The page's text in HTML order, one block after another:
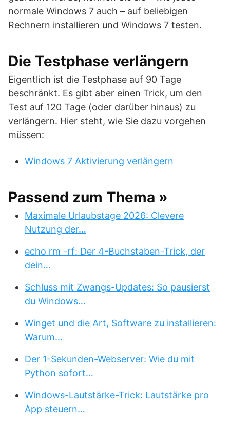
normale Windows 7 auch – auf beliebigen
Rechnern installieren und Windows 7 testen.
Die Testphase verlängern
Eigentlich ist die Testphase auf 90 Tage
beschränkt. Es gibt aber einen Trick, um den
Test auf 120 Tage (oder darüber hinaus) zu
verlängern. Hier steht, wie Sie dazu vorgehen
müssen:
Windows 7 Aktivierung verlängern
Passend zum Thema »
Maximale Urlaubstage 2026: Clevere
Nutzung der…
echo rm -rf: Der 4-Buchstaben-Trick, der
dein…
Schluss mit Zwangs-Updates: So pausierst
du Windows…
Winget und die Art, Software zu installieren:
Warum…
Der 1-Sekunden-Webserver: Wie du mit
Python sofort…
Windows-Lautstärke-Trick: Lautstärke pro
App steuern…